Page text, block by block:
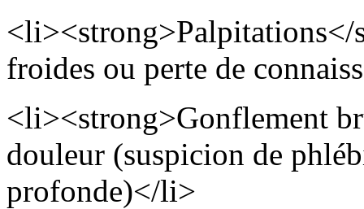
<li><strong>Palpitations</
froides ou perte de
<li><strong>Gonflement
douleur (suspicion de
profonde)</li>